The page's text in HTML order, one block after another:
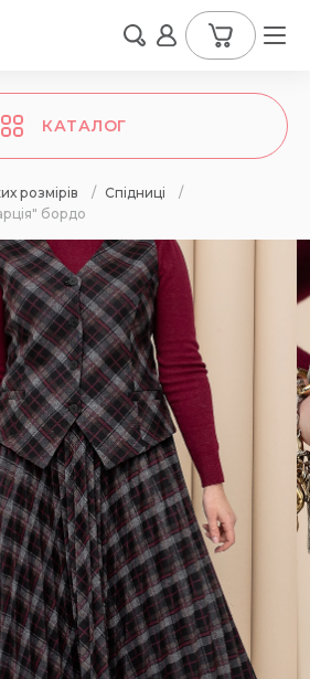
КАТАЛОГ
розмірів / Спідниці
/
бордо